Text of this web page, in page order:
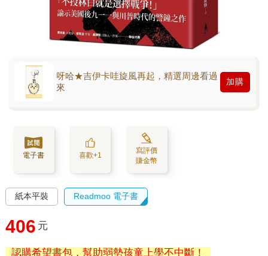
呀哈★吉伊卡哇旋風再起，精選周邊看過
來
加購
電子書 喜歡+1
寫評價
賺金幣
紙本平裝 Readmoo 電子書
406 元
認購希望書包，幫助弱勢孩童上學不中斷！